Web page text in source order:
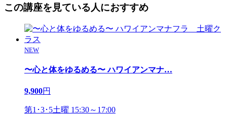
この講座を見ている人におすすめ
NEW
〜心と体をゆるめる〜 ハワイアンマナ…
9,900円
第1･3･5土曜 15:30～17:00